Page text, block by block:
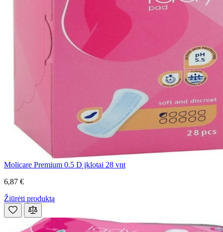
Molicare Premium 0.5 D įklotai 28 vnt
6,87 €
Žiūrėti produktą